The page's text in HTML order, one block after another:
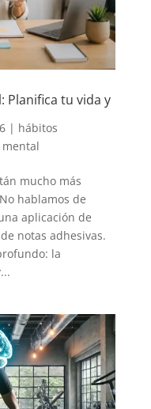
Planifica tu vida y
| hábitos
mucho más
hablamos de
aplicación de
notas adhesivas.
la